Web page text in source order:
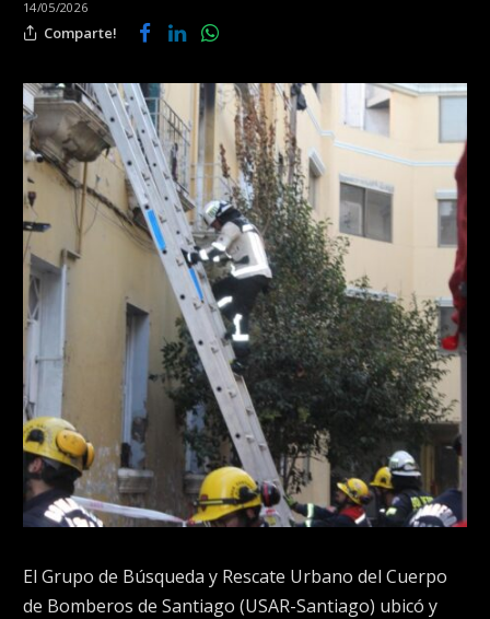
14/05/2026
Comparte!
El Grupo de Búsqueda y Rescate Urbano del Cuerpo
de Bomberos de Santiago (USAR-Santiago) ubicó y